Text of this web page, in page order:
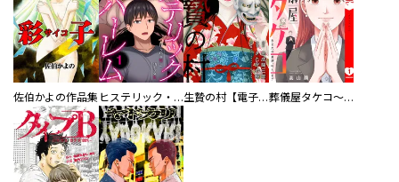
佐伯かよの作品集 ヒステリック・ハーレム～搾られる男と堕ちる女～【電子単行本版】 生贄の村【電子単行本版】 葬儀屋タケコ～あなたの最期、叶えます【電子単行本版】